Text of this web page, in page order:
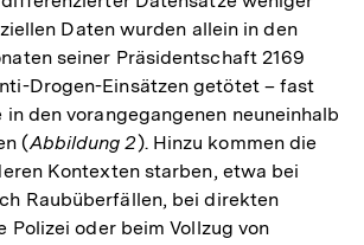
Daten wurden allein in den
seiner Präsidentschaft 2169
Drogen-Einsätzen getötet – fast
in den vorangegangenen neuneinhalb
(Abbildung 2). Hinzu kommen die
Kontexten starben, etwa bei
Raubüberfällen, bei direkten
Polizei oder beim Vollzug von